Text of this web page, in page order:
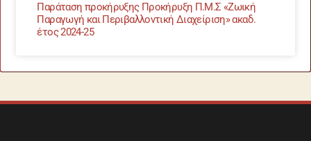
Παράταση προκήρυξης Προκήρυξη Π.Μ.Σ «Ζωική
Παραγωγή και Περιβαλλοντική Διαχείριση» ακαδ.
έτος 2024-25